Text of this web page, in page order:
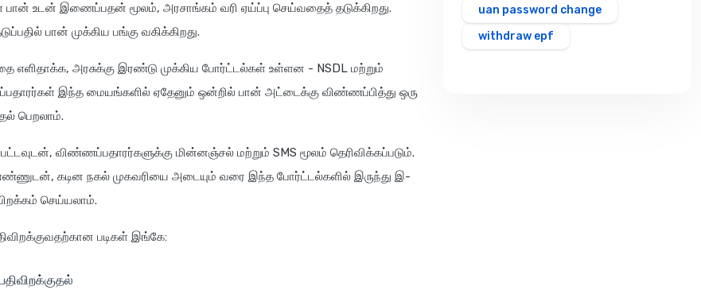
உடன் இணைப்பதன் மூலம், அரசாங்கம் வரி ஏய்ப்பு செய்வதைத் தடுக்கிறது.
பான் முக்கிய பங்கு வகிக்கிறது.
எளிதாக்க, அரசுக்கு இரண்டு முக்கிய போர்ட்டல்கள் உள்ளன - NSDL மற்றும்
இந்த மையங்களில் ஏதேனும் ஒன்றில் பான் அட்டைக்கு விண்ணப்பித்து ஒரு
பெறலாம்.
விண்ணப்பதாரர்களுக்கு மின்னஞ்சல் மற்றும் SMS மூலம் தெரிவிக்கப்படும்.
கடின நகல் முகவரியை அடையும் வரை இந்த போர்ட்டல்களில் இருந்து இ-
செய்யலாம்.
படிகள் இங்கே:
uan password change
withdraw epf